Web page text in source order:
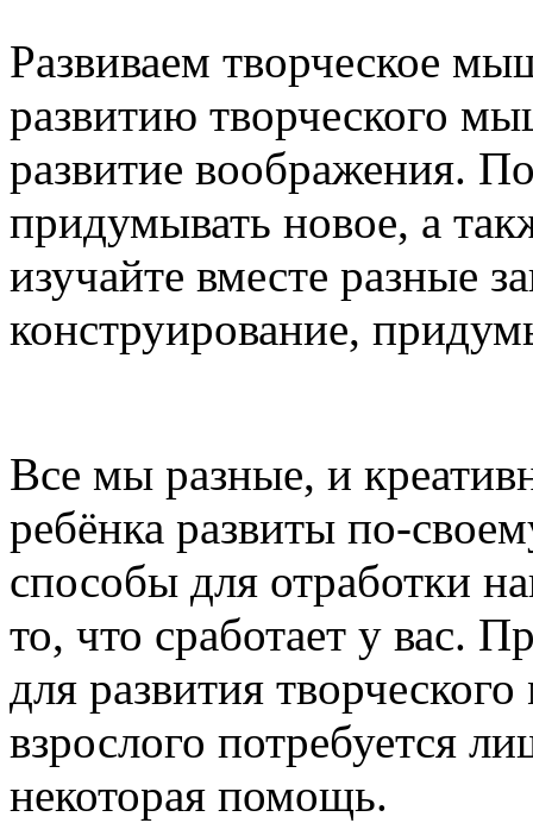
Развиваем творческое
развитию творческого
развитие воображения.
придумывать новое, а
изучайте вместе разные
конструирование,
Все мы разные, и
ребёнка развиты по-
способы для отработки
то, что сработает у вас.
для развития
взрослого потребуется
некоторая помощь.